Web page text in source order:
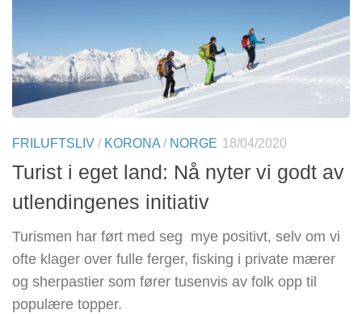
FRILUFTSLIV / KORONA / NORGE 18/04/2020
Turist i eget land: Nå nyter vi godt av
utlendingenes initiativ
Turismen har ført med seg mye positivt, selv om vi
ofte klager over fulle ferger, fisking i private mærer
og sherpastier som fører tusenvis av folk opp til
populære topper.